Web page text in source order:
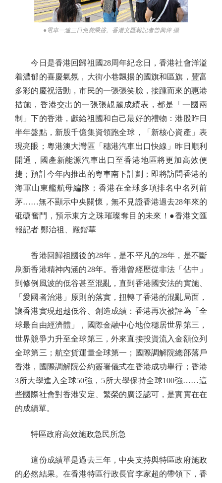
●電車一連三日免費乘搭。香港文匯報記者曾興偉 攝
今日是香港回歸祖國28周年紀念日，香港社會洋溢
着濃郁的喜慶氣氛，大街小巷飄揚的國旗和區旗，豐富
多彩的慶祝活動，市民的一張張笑臉，接踵而來的惠港
措施，香港交出的一張張靚麗成績表，都是「一國兩
制」下的香港，獻給祖國和自己最好的禮物：港股昨日
半年盤點，新股千億集資領跑全球，「新核心資產」表
現亮眼；粵港澳大灣區「穗港汽車出口快線」昨日順利
開通，國產新能源汽車出口至香港地區將更加高效便
捷；預計今年內推出的粵車南下計劃；即將訪問香港的
海軍山東艦航母編隊；香港在全球多項排名中名列前
茅……無不顯示中央關懷，無不見證香港過去28年來的
砥礪奮鬥，預示東方之珠璀璨奪目的未來！●香港文匯
報記者 鄭治祖、嚴鍇華
香港回歸祖國後的28年，是不平凡的28年，是不斷
刷新香港精神內涵的28年。香港曾經歷從非法「佔中」
到修例風波的低谷甚至混亂，直到香港國安法的實施、
「愛國者治港」原則的落實，扭轉了香港的混亂局面，
讓香港實現超越低谷、創造成績：香港再次被評為「全
球最自由經濟體」，國際金融中心地位穩居世界第三，
世界競爭力升至全球第三，外來直接投資流入金額位列
全球第三；航空貨運量全球第一；國際調解院總部落戶
香港，國際調解院公約簽署儀式在香港成功舉行；香港
3所大學進入全球50強，5所大學保持全球100強……這
些國際社會對香港安定、繁榮的廣泛認可，是實實在在
的成績單。
特區政府高效施政急民所急
這份成績單是過去三年，中央支持與特區政府施政
的必然結果。在香港特區行政長官李家超的帶領下，香